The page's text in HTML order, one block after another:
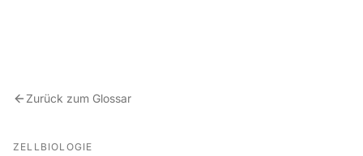
Zurück zum Glossar
ZELLBIOLOGIE